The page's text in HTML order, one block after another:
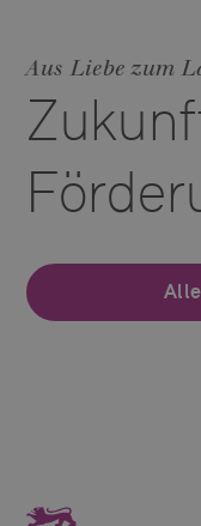
Aus Liebe zum